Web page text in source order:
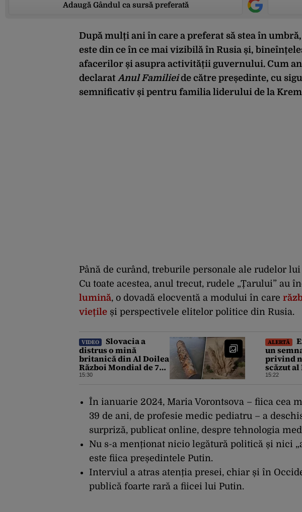
Adaugă Gândul ca sursă preferată
După mulți ani în care a preferat să stea în
este din ce în ce mai vizibilă în Rusia și,
afacerilor și asupra activității guvernului. Cum
declarat Anul Familieide către președinte, cu
semnificativ și pentru familia liderului de la
Până de curând, treburile personale ale rudelor
Cu toate acestea, anul trecut, rudele „Țarului” au
lumină, o dovadă elocventă a modului în care
viețile și perspectivele elitelor politice din Rusia.
VIDEO
Slovacia a
distrus o mină
britanică din Al Doilea
Război Mondial de 700
kg, descoperită în
15:30
ALERTĂ
un
privind
scăzut
Efectele
15:22
În ianuarie 2024, Maria Vorontsova – fiica cea
39 de ani, de profesie medic pediatru – a
surpriză, publicat online, despre tehnologia
Nu s-a menționat nicio legătură politică și nici
este fiica președintele Putin.
Interviul a atras atenția presei, chiar și în
publică foarte rară a fiicei lui Putin.